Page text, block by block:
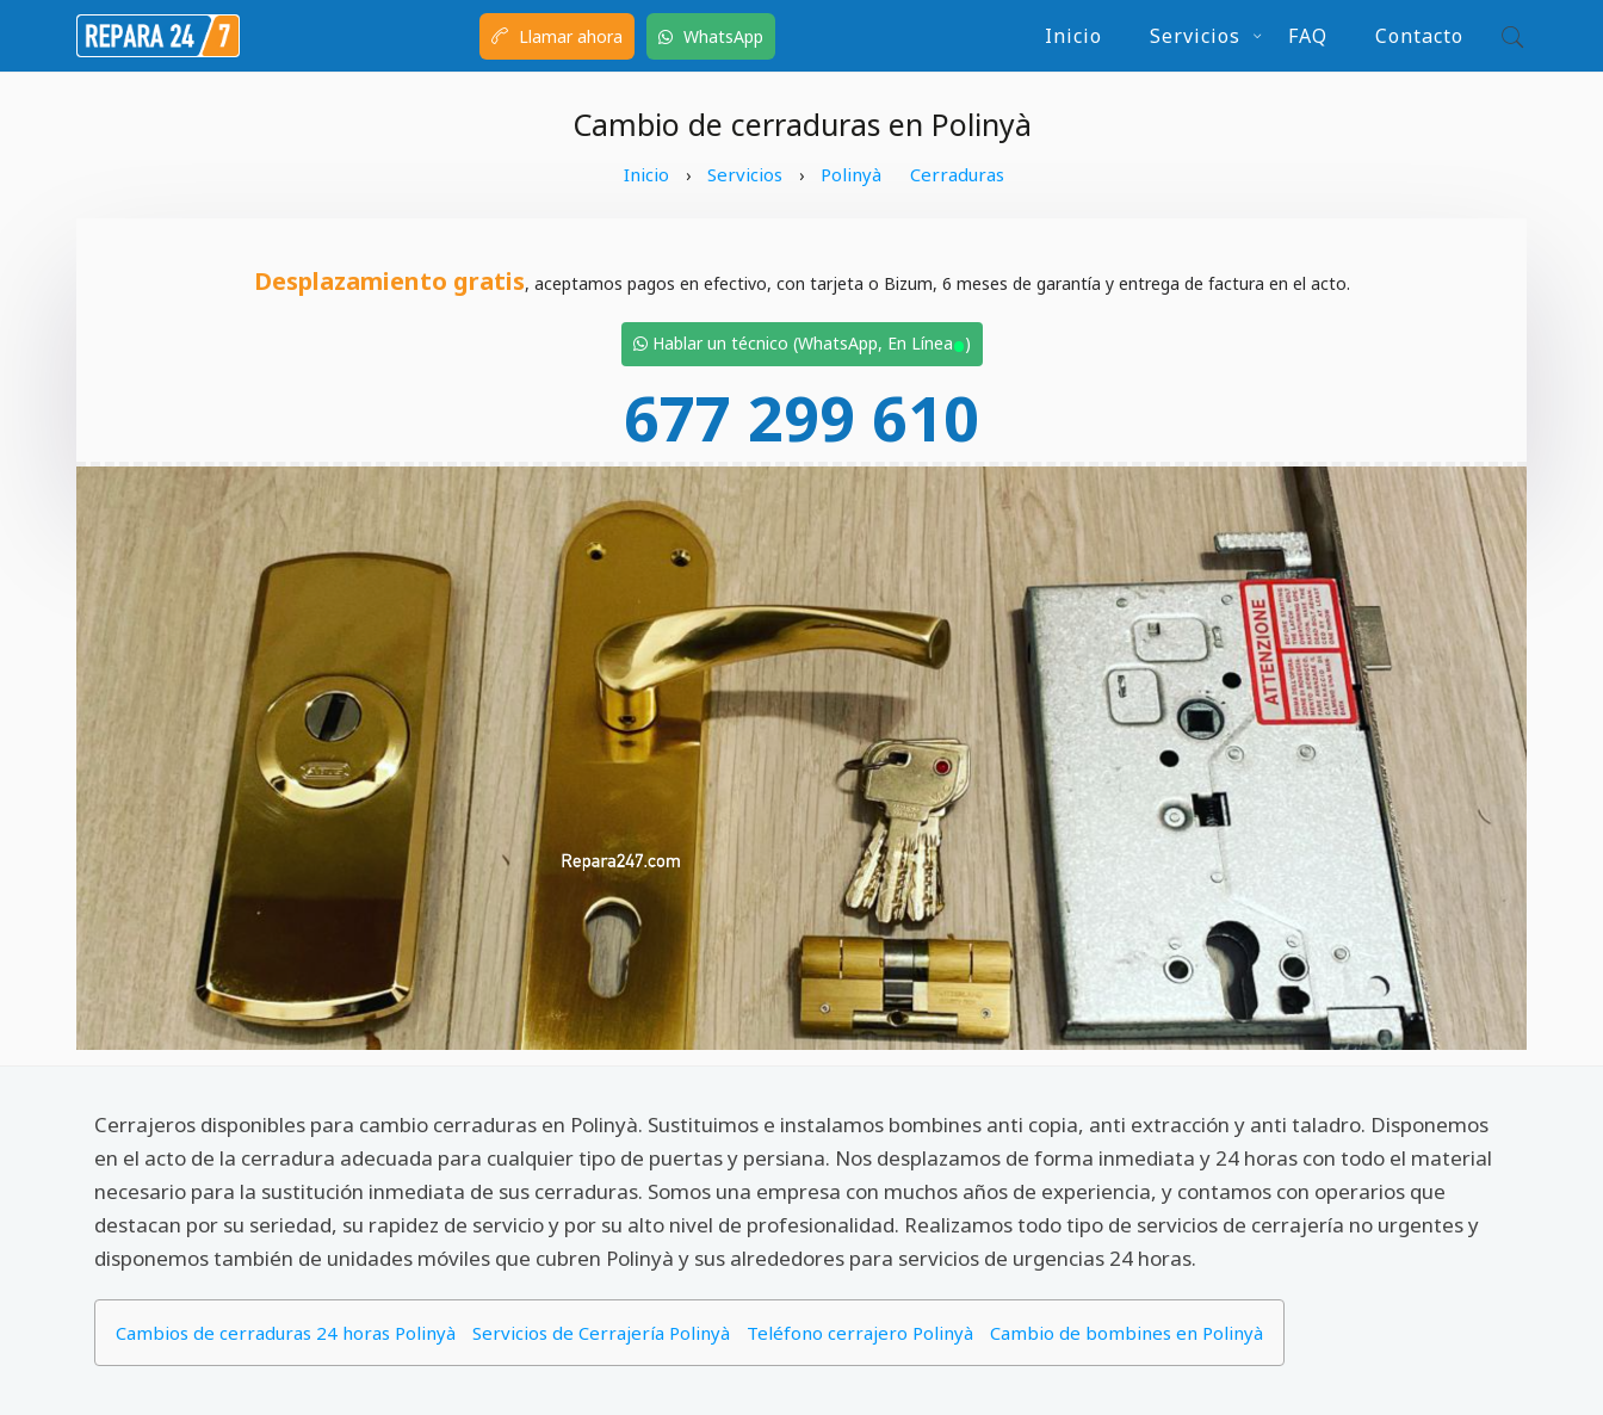
Llamar ahora WhatsApp Inicio Servicios FAQ Contacto
Cambio de cerraduras en Polinyà
Inicio › Servicios › Polinyà Cerraduras
Desplazamiento gratis, aceptamos pagos en efectivo, con tarjeta o Bizum, 6 meses de garantía y entrega de factura en el acto.
Hablar un técnico (WhatsApp, En Línea•)
677 299 610
Cerrajeros disponibles para cambio cerraduras en Polinyà. Sustituimos e instalamos bombines anti copia, anti extracción y anti taladro. Disponemos
en el acto de la cerradura adecuada para cualquier tipo de puertas y persiana. Nos desplazamos de forma inmediata y 24 horas con todo el material
necesario para la sustitución inmediata de sus cerraduras. Somos una empresa con muchos años de experiencia, y contamos con operarios que
destacan por su seriedad, su rapidez de servicio y por su alto nivel de profesionalidad. Realizamos todo tipo de servicios de cerrajería no urgentes y
disponemos también de unidades móviles que cubren Polinyà y sus alrededores para servicios de urgencias 24 horas.
Cambios de cerraduras 24 horas Polinyà Servicios de Cerrajería Polinyà Teléfono cerrajero Polinyà Cambio de bombines en Polinyà